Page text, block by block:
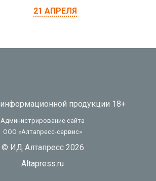
21 АПРЕЛЯ
информационной продукции 18+
Администрирование сайта
ООО «Алтапресс-сервис»
© ИД Алтапресс 2026
Altapress.ru